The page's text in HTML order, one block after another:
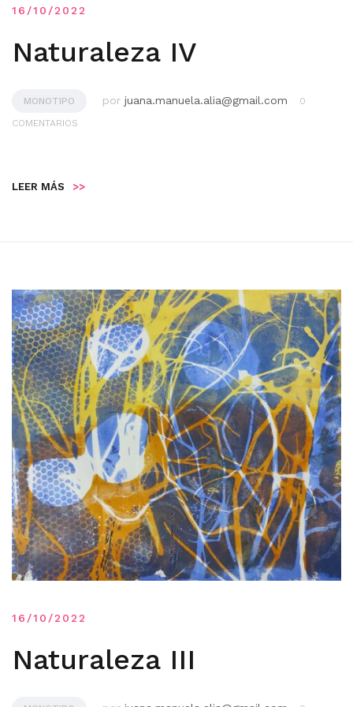
16/10/2022
Naturaleza IV
MONOTIPO por juana.manuela.alia@gmail.com
0
COMENTARIOS
LEER MÁS >>
16/10/2022
Naturaleza III